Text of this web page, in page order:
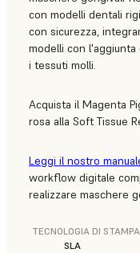
con modelli dentali
con sicurezza,
modelli con
i tessuti molli.
Acquista il Magenta
rosa alla Soft Tissue
Leggi il nostro
workflow digitale
realizzare maschere
TECNOLOGIA DI STAMPA
SLA